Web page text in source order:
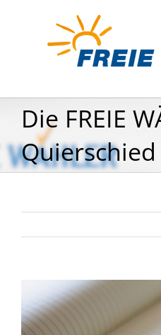
Die FREIE
grösseres
Bild